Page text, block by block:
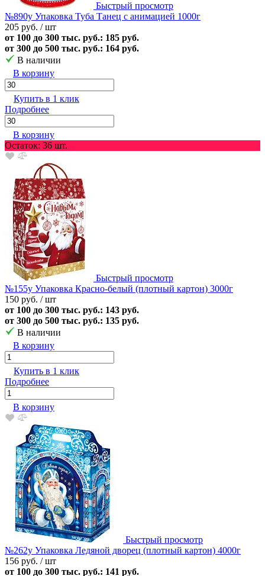
Быстрый просмотр
№890у Упаковка Туба Танец с анимацией 1000г
205 руб. / шт
от 100 до 300 тыс. руб.: 185 руб.
от 300 до 500 тыс. руб.: 164 руб.
В наличии
В корзину
Купить в 1 клик
Подробнее
В корзину
Остаток: 36 шт.
Быстрый просмотр
№155у Упаковка Красно-белый (плотный картон) 3000г
150 руб. / шт
от 100 до 300 тыс. руб.: 143 руб.
от 300 до 500 тыс. руб.: 135 руб.
В наличии
В корзину
Купить в 1 клик
Подробнее
В корзину
Быстрый просмотр
№262у Упаковка Ледяной дворец (плотный картон) 4000г
156 руб. / шт
от 100 до 300 тыс. руб.: 141 руб.